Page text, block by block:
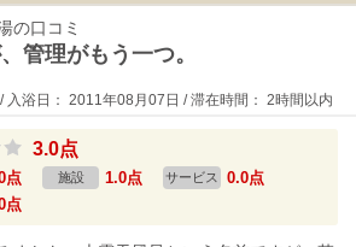
の口コミ
管理がもう一つ。
浴日： 2011年08月07日 / 滞在時間： 2時間以内
3.0点
点 施設 1.0点 サービス 0.0点
点